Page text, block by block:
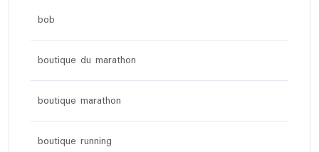
bob
boutique du marathon
boutique marathon
boutique running